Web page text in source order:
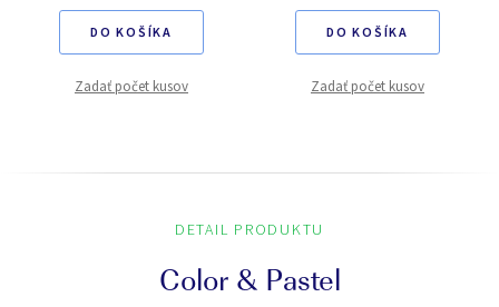
DO KOŠÍKA
Zadať počet kusov
DO KOŠÍKA
Zadať počet kusov
DETAIL PRODUKTU
Color & Pastel